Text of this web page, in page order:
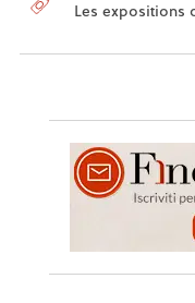
Les expositions